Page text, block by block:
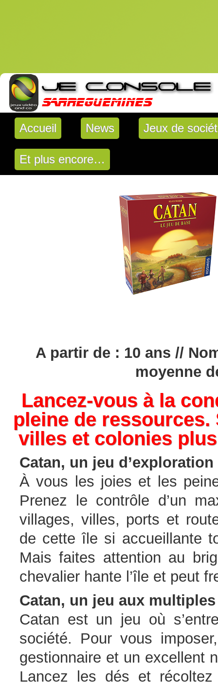
Accueil News Jeux de
Et plus encore…
A partir de : 10 ans //
moyenne
Lancez-vous à la
pleine de
villes et colonies
Catan, un jeu d’exploration
À vous les joies et les
Prenez le contrôle d’un
villages, villes, ports et
de cette île si accueillante
Mais faites attention au
chevalier hante l’île et peut
Catan, un jeu aux
Catan est un jeu où
société. Pour vous
gestionnaire et un excellent
Lancez les dés et